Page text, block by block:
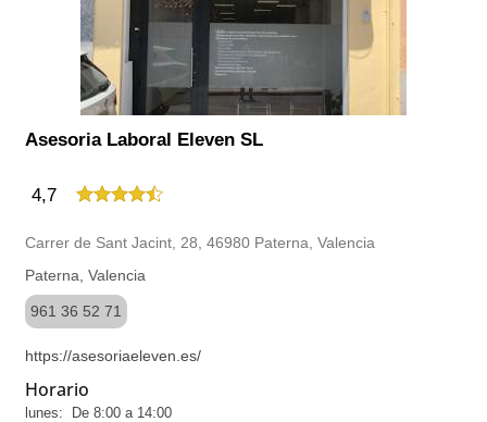
Asesoria Laboral Eleven SL
4,7
Carrer de Sant Jacint, 28, 46980 Paterna, Valencia
Paterna, Valencia
961 36 52 71
https://asesoriaeleven.es/
Horario
lunes: De 8:00 a 14:00